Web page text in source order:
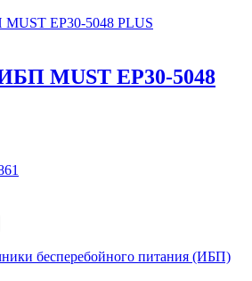
MUST EP30-5048
бесперебойного питания (ИБП)